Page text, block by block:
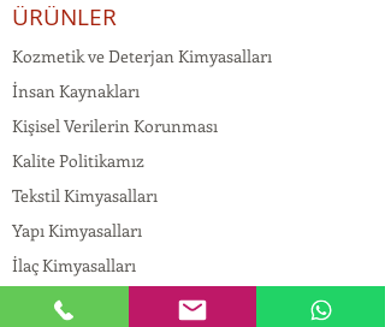
ÜRÜNLER
Kozmetik ve Deterjan Kimyasalları
İnsan Kaynakları
Kişisel Verilerin Korunması
Kalite Politikamız
Tekstil Kimyasalları
Yapı Kimyasalları
İlaç Kimyasalları
© Copyright